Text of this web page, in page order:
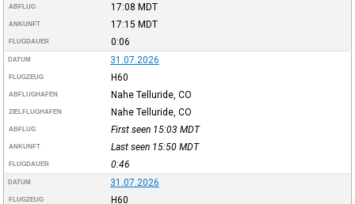
ABFLUG 17:08 MDT
ANKUNFT 17:15 MDT
FLUGDAUER 0:06
DATUM 31.07.2026
FLUGZEUG H60
ABFLUGHAFEN Nahe Telluride, CO
ZIELFLUGHAFEN Nahe Telluride, CO
ABFLUG First seen 15:03 MDT
ANKUNFT Last seen 15:50 MDT
FLUGDAUER 0:46
DATUM 31.07.2026
FLUGZEUG H60